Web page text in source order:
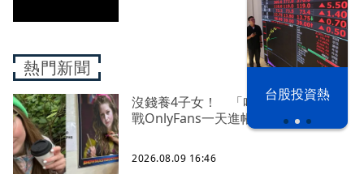
漢光42演習 台股投資熱
熱門新聞
沒錢養4子女！ 「哈利波特」女星轉
戰OnlyFans一天進帳65萬
2026.08.09 16:46